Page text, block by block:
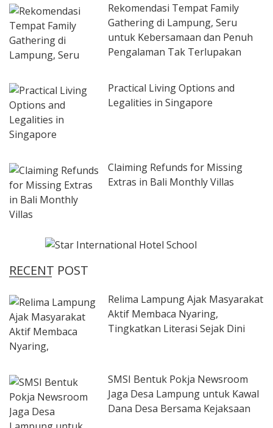
Rekomendasi Tempat Family
Gathering di Lampung, Seru
untuk Kebersamaan dan Penuh
Pengalaman Tak Terlupakan
Practical Living Options and
Legalities in Singapore
Claiming Refunds for Missing
Extras in Bali Monthly Villas
RECENT POST
Relima Lampung Ajak Masyarakat
Aktif Membaca Nyaring,
Tingkatkan Literasi Sejak Dini
SMSI Bentuk Pokja Newsroom
Jaga Desa Lampung untuk Kawal
Dana Desa Bersama Kejaksaan